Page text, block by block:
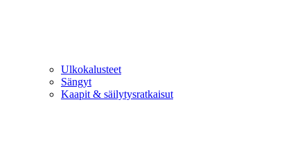
Ulkokalusteet
Sängyt
Kaapit & säilytysratkaisut